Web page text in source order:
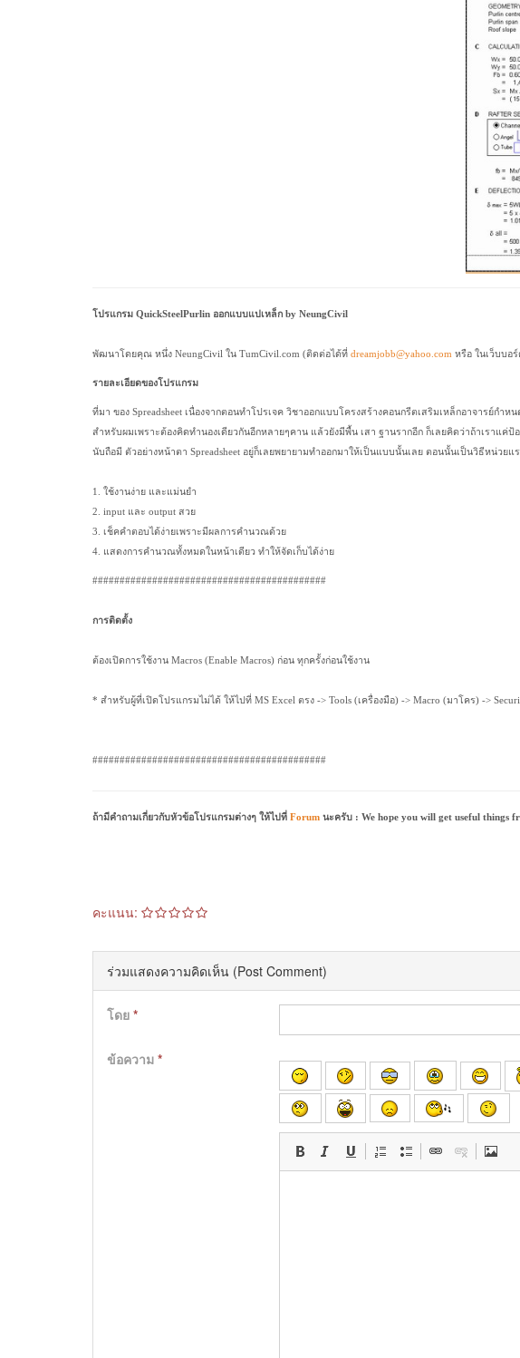
โปรแกรม QuickSteelPurlin ออกแบบแปเหล็ก by NeungCivil
พัฒนาโดยคุณ หนึ่ง NeungCivil ใน TumCivil.com (ติดต่อได้ที่ dreamjobb@yahoo.com หรือ ในเว็บบอ
รายละเอียดของโปรแกรม
ที่มา ของ Spreadsheet เนื่องจากตอนทำโปรเจค วิชาออกแบบโครงสร้างคอนกรีตเสริมเหล็กอาจารย์ก
สำหรับผมเพราะต้องคิดทำนองเดียวกันอีกหลายๆคาน แล้วยังมีพื้น เสา ฐานรากอีก ก็เลยคิดว่าถ้าเราแ
นับถือมี ตัวอย่างหน้าตา Spreadsheet อยู่ก็เลยพยายามทำออกมาให้เป็นแบบนั้นเลย ตอนนั้นเป็นวิธีหน่วย
1. ใช้งานง่าย และแม่นยำ
2. input และ output สวย
3. เช็คคำตอบได้ง่ายเพราะมีผลการคำนวณด้วย
4. แสดงการคำนวณทั้งหมดในหน้าเดียว ทำให้จัดเก็บได้ง่าย
###########################################
การติดตั้ง
ต้องเปิดการใช้งาน Macros (Enable Macros) ก่อน ทุกครั้งก่อนใช้งาน
* สำหรับผู้ที่เปิดโปรแกรมไม่ได้ ให้ไปที่ MS Excel ตรง -> Tools (เครื่องมือ) -> Macro (มาโคร) ->
###########################################
ถ้ามีคำถามเกี่ยวกับหัวข้อโปรแกรมต่างๆ ให้ไปที่ Forum นะครับ : We hope you will get useful things
คะแนน:
ร่วมแสดงความคิดเห็น (Post Comment)
โดย *
ข้อความ *